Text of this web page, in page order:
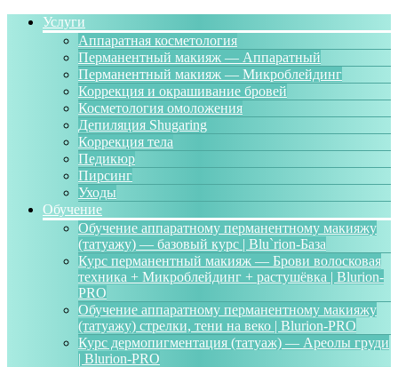
Услуги
Аппаратная косметология
Перманентный макияж — Аппаратный
Перманентный макияж — Микроблейдинг
Коррекция и окрашивание бровей
Косметология омоложения
Депиляция Shugaring
Коррекция тела
Педикюр
Пирсинг
Уходы
Обучение
Обучение аппаратному перманентному макияжу
(татуажу) — базовый курс | Blu`rion-База
Курс перманентный макияж — Брови волосковая
техника + Микроблейдинг + растушёвка | Blurion-
PRO
Обучение аппаратному перманентному макияжу
(татуажу) стрелки, тени на веко | Blurion-PRO
Курс дермопигментация (татуаж) — Ареолы груди
| Blurion-PRO